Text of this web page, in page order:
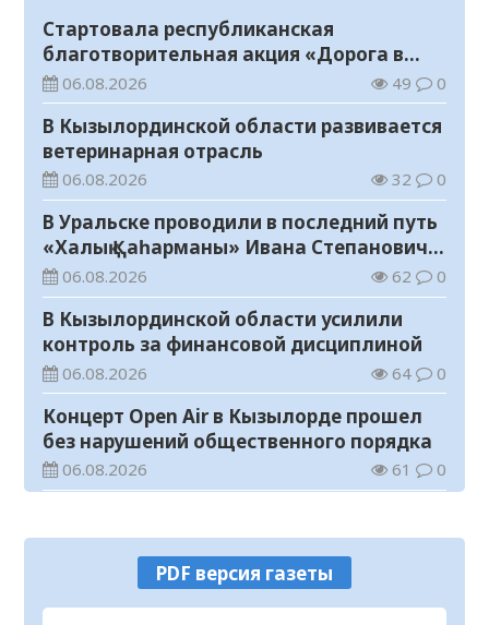
Стартовала республиканская
благотворительная акция «Дорога в
школу»
06.08.2026 49 0
В Кызылординской области развивается
ветеринарная отрасль
06.08.2026 32 0
В Уральске проводили в последний путь
«Халық Қаһарманы» Ивана Степановича
Гапича
06.08.2026 62 0
В Кызылординской области усилили
контроль за финансовой дисциплиной
06.08.2026 64 0
Концерт Open Air в Кызылорде прошел
без нарушений общественного порядка
06.08.2026 61 0
конкурс видеороликов о семейных
ценностях и Конституции
06.08.2026
Соблюдение правил пожарной
PDF версия газеты